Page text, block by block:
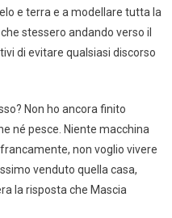
e terra e a modellare tutta la
stessero andando verso il
di evitare qualsiasi discorso
Non ho ancora finito
né pesce. Niente macchina
non voglio vivere
venduto quella casa,
la risposta che Mascia